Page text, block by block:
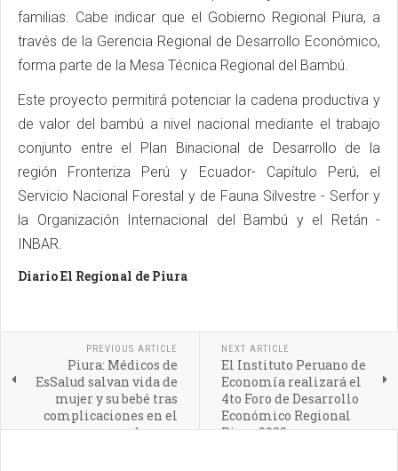
familias. Cabe indicar que el Gobierno Regional Piura, a
través de la Gerencia Regional de Desarrollo Económico,
forma parte de la Mesa Técnica Regional del Bambú.
Este proyecto permitirá potenciar la cadena productiva y
de valor del bambú a nivel nacional mediante el trabajo
conjunto entre el Plan Binacional de Desarrollo de la
región Fronteriza Perú y Ecuador- Capítulo Perú, el
Servicio Nacional Forestal y de Fauna Silvestre - Serfor y
la Organización Internacional del Bambú y el Retán -
INBAR.
Diario El Regional de Piura
PREVIOUS ARTICLE
Piura: Médicos de
EsSalud salvan vida de
mujer y su bebé tras
complicaciones en el
embarazo
NEXT ARTICLE
El Instituto Peruano de
Economía realizará el
4to Foro de Desarrollo
Económico Regional
Piura 2023